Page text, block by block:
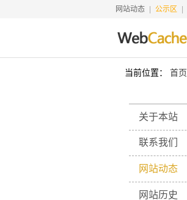
网站动态 公示区
当前位置： 首页
关于本站
联系我们
网站动态
网站历史